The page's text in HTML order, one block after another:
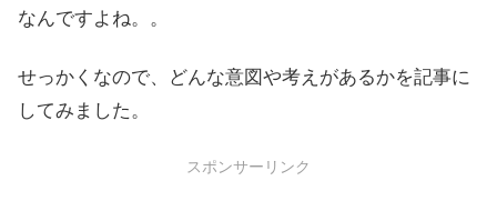
なんですよね。。
せっかくなので、どんな意図や考えがあるかを記事に
してみました。
スポンサーリンク